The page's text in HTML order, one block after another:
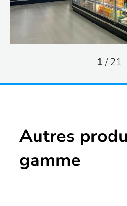
1/21
Autres
gamme